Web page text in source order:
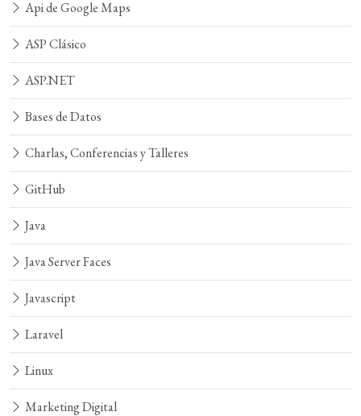
Api de Google Maps
ASP Clásico
ASP.NET
Bases de Datos
Charlas, Conferencias y Talleres
GitHub
Java
Java Server Faces
Javascript
Laravel
Linux
Marketing Digital